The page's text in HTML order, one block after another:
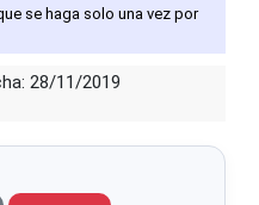
se haga solo una vez por
28/11/2019